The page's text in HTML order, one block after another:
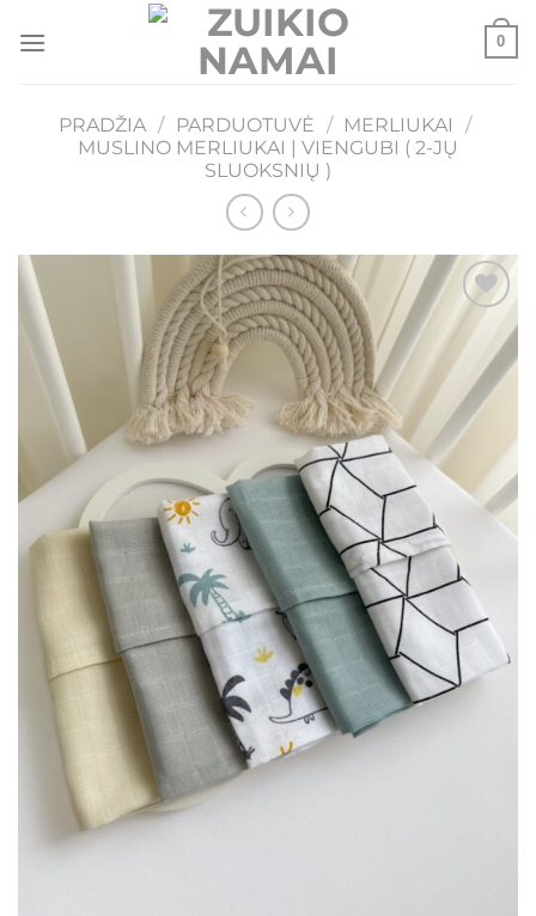
0
PRADŽIA / PARDUOTUVĖ / MERLIUKAI
/
MUSLINO MERLIUKAI | VIENGUBI ( 2-JŲ
SLUOKSNIŲ )
Mėgstamiausias